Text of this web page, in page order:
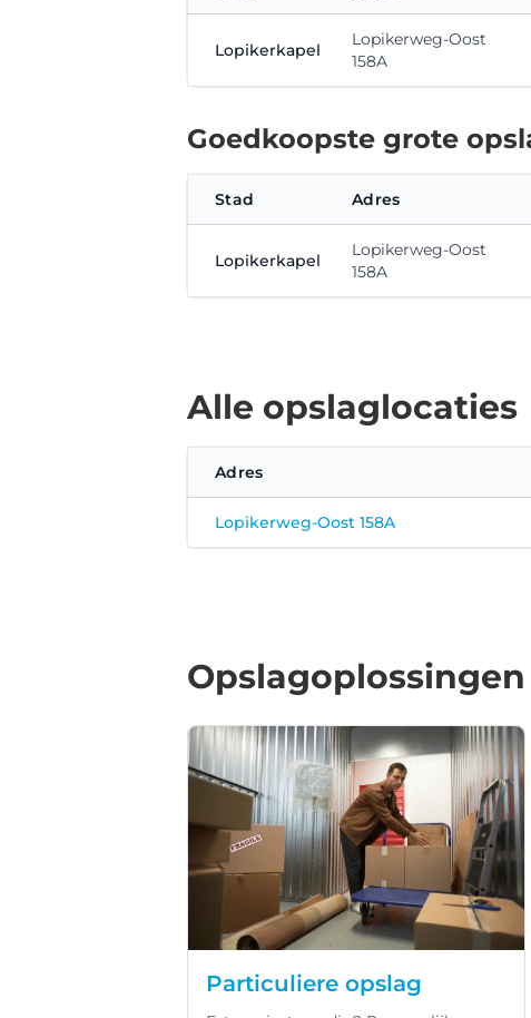
Lopikerkapel
Lopikerweg-Oost
158A
Goedkoopste grote
Stad Adres
Lopikerkapel
Lopikerweg-Oost
158A
Alle opslaglocaties
Adres
Lopikerweg-Oost 158A
Particuliere opslag